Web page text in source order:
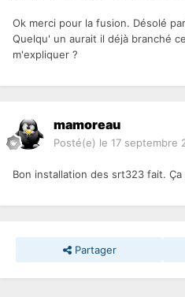
Ok merci pour la fusion. Désolé
Quelqu' un aurait il déjà branché
m'expliquer ?
mamoreau
Posté(e) le 17 septembre
Bon installation des srt323 fait. Ça
Partager